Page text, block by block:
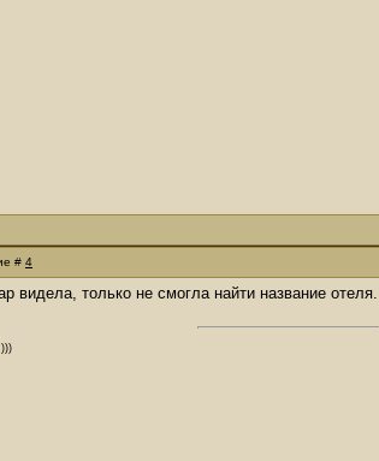
# 4
видела, только не смогла найти название отеля.